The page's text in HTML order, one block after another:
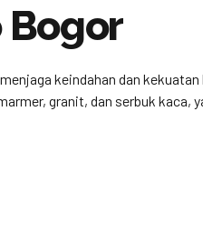
Bogor
keindahan dan
granit, dan serbuk kaca,